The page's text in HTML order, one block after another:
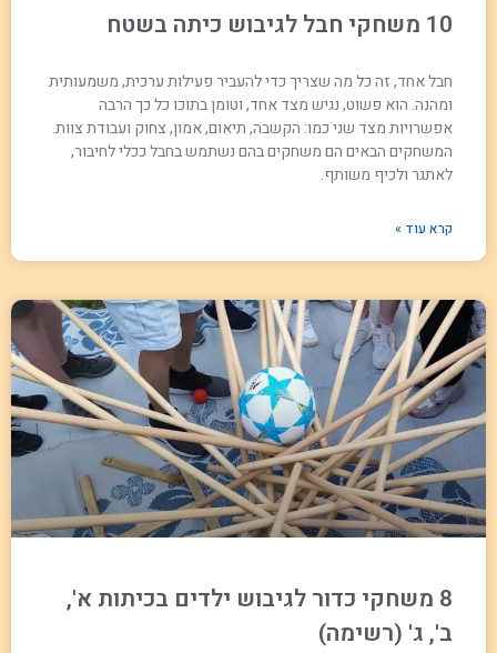
10 משחקי חבל לגיבוש כיתה בשטח
חבל אחד, זה כל מה שצריך כדי להעביר פעילות ערכית, משמעותית
ומהנה. הוא פשוט, נגיש מצד אחד, וטומן בתוכו כל כך הרבה
אפשרויות מצד שני כמו: הקשבה, תיאום, אמון, צחוק ועבודת צוות.
המשחקים הבאים הם משחקים בהם נשתמש בחבל ככלי לחיבור,
לאתגר ולכיף משותף.
קרא עוד »
8 משחקי כדור לגיבוש ילדים בכיתות א',
ב', ג' (רשימה)